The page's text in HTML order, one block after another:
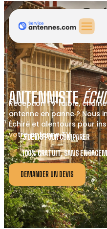
ANTENNISTE
Réception TV faible,
antenne en panne ? Nous
Échiré et alentours pour
votre antenne TV.
3 DEVIS POUR COMPARER
100% GRATUIT, SANS
DEMANDER UN DEVIS